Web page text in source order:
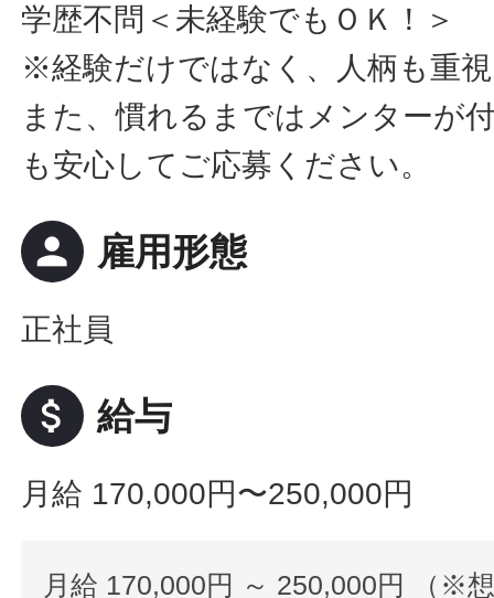
学歴不問＜未経験でもＯＫ！＞
※経験だけではなく、人柄も重
また、慣れるまではメンターが
も安心してご応募ください。
person 雇用形態
正社員
attach_money 給与
月給 170,000円〜250,000円
月給 170,000円 ～ 250,000円 （※